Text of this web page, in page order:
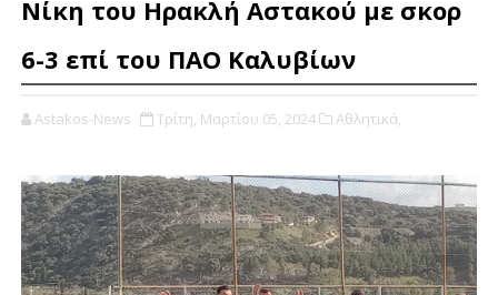
Νίκη του Ηρακλή Αστακού με σκορ
6-3 επί του ΠΑΟ Καλυβίων
Astakos-News Τρίτη, Μαρτίου 05, 2024 Αθλητικά,